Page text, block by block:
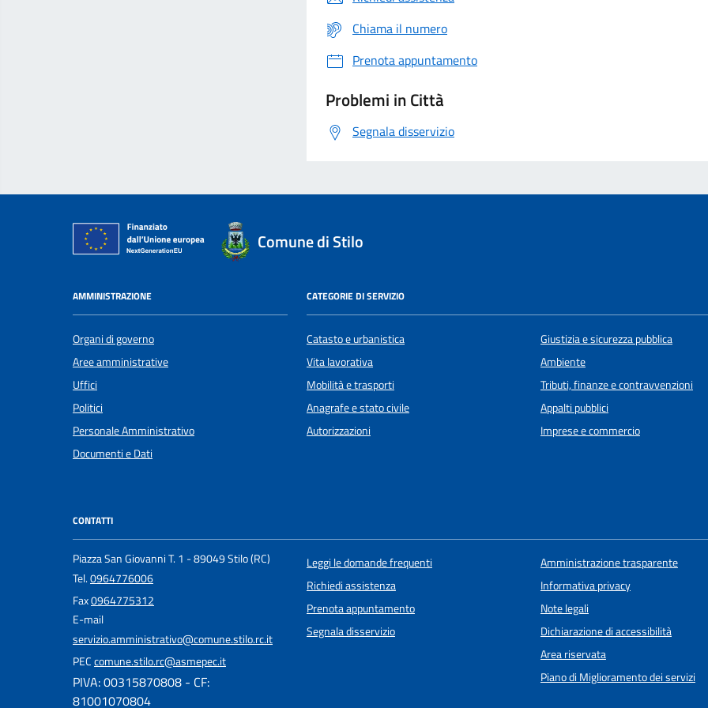
Chiama il numero
Prenota appuntamento
Problemi in Città
Segnala disservizio
Comune di Stilo
AMMINISTRAZIONE
Organi di governo
Aree amministrative
Uffici
Politici
Personale Amministrativo
Documenti e Dati
CATEGORIE DI SERVIZIO
Catasto e urbanistica
Vita lavorativa
Mobilità e trasporti
Anagrafe e stato civile
Autorizzazioni
Giustizia e sicurezza pubblica
Ambiente
Tributi, finanze e contravvenzioni
Appalti pubblici
Imprese e commercio
CONTATTI
Piazza San Giovanni T. 1 - 89049 Stilo (RC)
Tel.0964776006
Fax0964775312
E-mail
servizio.amministrativo@comune.stilo.rc.it
PECcomune.stilo.rc@asmepec.it
PIVA: 00315870808 - CF:
81001070804
Leggi le domande frequenti
Richiedi assistenza
Prenota appuntamento
Segnala disservizio
Amministrazione trasparente
Informativa privacy
Note legali
Dichiarazione di accessibilità
Area riservata
Piano di Miglioramento dei servizi